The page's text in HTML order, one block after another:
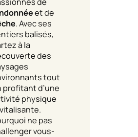
et de
. Avec ses
balisés,
à la
des
tout
profitant d’une
physique
ne pas
vous-